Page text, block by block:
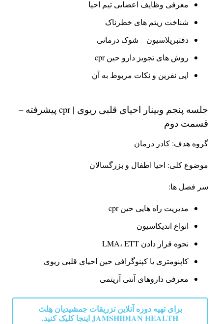
معرفی وظایف اعضایی تیم احیا
شناخت ریتم های خطرناک
دفتبریلاسیون – شوک درمانی
روش های تجویز دارو حین cpr
اپی نفرین و نکات مربوط به آن
جلسه پنجم وبینار احیای قلبی ریوی | cpr پیشرفته –
قسمت دوم
گروه هدف: کادر درمان
موضوع کلی: احیا اطفال و بزرگسالان
سر فصل ها:
مدیریت راه هایی حین cpr
انواع اندیکاسیون
نحوه قرار دادن LMA، ETT
کاپنومتری یا کپنوگرافی حین احیای قلبی ریوی
معرفی داروهای آنتی آریتمی
برای تهیه دوره آنلاین تزریقات جمشیدیان هِلث
JAMSHIDIAN HEALTH اینجا کلیک کنید.